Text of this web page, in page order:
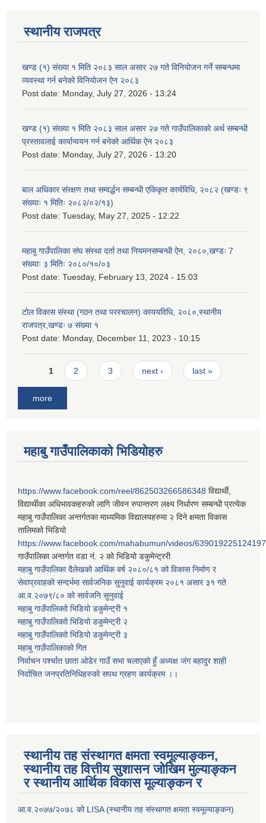
स्थानीय राजपत्र
खण्ड (१) संख्या १ मिति २०८३ साल असार २७ गते विनियोजन गर्ने सम्बन्धमा
व्यवस्था गर्न बनेको विनियोजन ऐन २०८३
Post date: Monday, July 27, 2026 - 13:24
खण्ड (१) संख्या १ मिति २०८३ साल असार २७ गते गाउँपालिकाको अर्थ सम्बन्धी
प्रस्तावलाई कार्यान्वयन गर्न बनेको आर्थिक ऐन २०८३
Post date: Monday, July 27, 2026 - 13:20
बाल अधिकार संरक्षण तथा सम्वर्द्धन सम्बन्धी एकिकृत कार्यविधि, २०८२ (खण्डः ९
संख्याः १ मितिः २०८२/०२/१३)
Post date: Tuesday, May 27, 2025 - 12:22
महाबु गाउँपालिका संघ संस्था दर्ता तथा नियमनसम्बन्धी ऐन, २०८०,खण्डः 7
संख्याः ३ मितिः २०८०/१०/०३
Post date: Tuesday, February 13, 2024 - 15:03
टोल विकास संस्था (गठन तथा पररचालन) काययविधि, २०८०,स्थानीय
राजपत्र,खण्डः ७ संख्या १
Post date: Monday, December 11, 2023 - 10:15
Pages
1 2 3 next › last »
more
महाबु गाउँपालिकाको भिडियोहरु
https://www.facebook.com/reel/862503266586348 विद्यार्थी,
विद्यार्थीका अधिभावकहरुको लागि जीवन रुपान्तरण लक्ष्य निर्धारण सम्बन्धी प्रत्येक
महाबु गाउँपालिका अन्तर्गतका माध्यमिक विद्यालयहरुमा २ दिने क्षमता विकास
तालिमको भिडियो
https://www.facebook.com/mahabumun/videos/639019225124197
गाउँपालिका अन्तर्गत वडा नं. २ को भिडियो डकुमेन्ट्ररी
महाबु गाउँपालिका दैलेखको आर्थिक वर्ष २०८०/८१ को विकास निर्माण र
सेवाप्रवाहको सन्दर्भमा सार्वजनिक सुनुवाई कार्यक्रम २०८१ असार ३१ गते
आ.व.२०७९/८० को सार्वजनि सुनुवाई
महाबु गाउँपालिकाो भिडियो डकुमेन्ट्री १
महाबु गाउँपालिकाो भिडियो डकुमेन्ट्री २
महाबु गाउँपालिकाो भिडियो डकुमेन्ट्री ३
महाबु गाउँपालिकाको गित
निर्वाचन पर्श्चात छाता ओडेर गाउँ सभा चलाएको हुँ अध्यक्ष जंग बहादुर शाही
निर्वाचित जनप्रतिनिधिहरुको सपथ ग्रहण कार्यक्रम ।।
स्थानीय तह संस्थागत क्षमता स्वमूल्याङ्कन,
स्थानीय तह वित्तीय सुशासन जोखिम मुल्याङ्कन
र स्थानीय आर्थिक विकास मूल्याङ्कन र
आ.व.२०७७/२०७८ को LISA (स्थानीय तह संस्थागत क्षमता स्वमूल्याङ्कन)